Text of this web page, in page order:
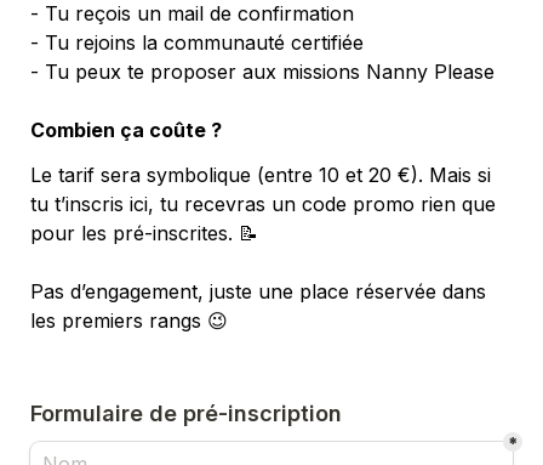
- Tu reçois un mail de confirmation
- Tu rejoins la communauté certifiée
- Tu peux te proposer aux missions Nanny Please
Combien ça coûte ?
Le tarif sera symbolique (entre 10 et 20 €). Mais si
tu t’inscris ici, tu recevras un code promo rien que
pour les pré-inscrites. 📝
Pas d’engagement, juste une place réservée dans
les premiers rangs 😉
Formulaire de pré-inscription
*